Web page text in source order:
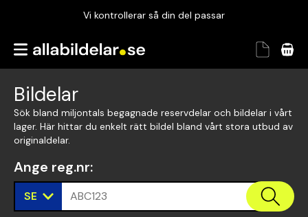
Vi kontrollerar så din del passar
Garanterad passform
Bildelar
Sök bland miljontals begagnade reservdelar och bildelar i vårt
lager. Här hittar du enkelt rätt bildel bland vårt stora utbud av
originaldelar.
Ange reg.nr:
SE ABC123